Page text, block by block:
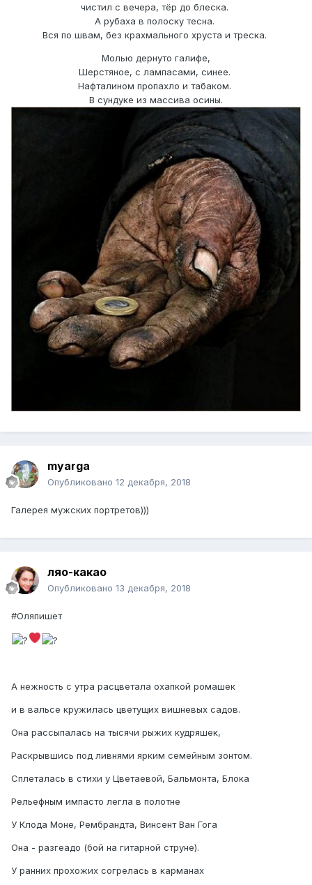
чистил с вечера, тёр до блеска.
А рубаха в полоску тесна.
Вся по швам, без крахмального хруста и треска.
Молью дернуто галифе,
Шерстяное, с лампасами, синее.
Нафталином пропахло и табаком.
В сундуке из массива осины.
myarga
Опубликовано 12 декабря, 2018
Галерея мужских портретов)))
ляо-какао
Опубликовано 13 декабря, 2018
#Оляпишет
А нежность с утра расцветала охапкой ромашек
и в вальсе кружилась цветущих вишневых садов.
Она рассыпалась на тысячи рыжих кудряшек,
Раскрывшись под ливнями ярким семейным зонтом.
Сплеталась в стихи у Цветаевой, Бальмонта, Блока
Рельефным импасто легла в полотне
У Клода Моне, Рембрандта, Винсент Ван Гога
Она - разгеадо (бой на гитарной струне).
У ранних прохожих согрелась в карманах